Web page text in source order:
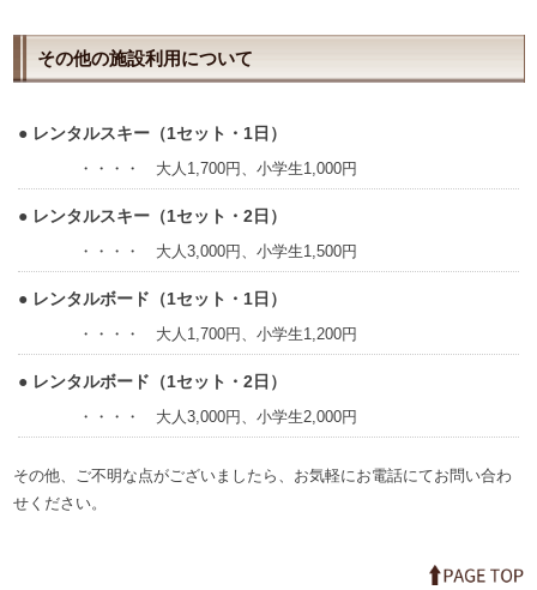
その他の施設利用について
● レンタルスキー（1セット・1日）
・・・・ 大人1,700円、小学生1,000円
● レンタルスキー（1セット・2日）
・・・・ 大人3,000円、小学生1,500円
● レンタルボード（1セット・1日）
・・・・ 大人1,700円、小学生1,200円
● レンタルボード（1セット・2日）
・・・・ 大人3,000円、小学生2,000円
その他、ご不明な点がございましたら、お気軽にお電話にてお問い合わ
せください。